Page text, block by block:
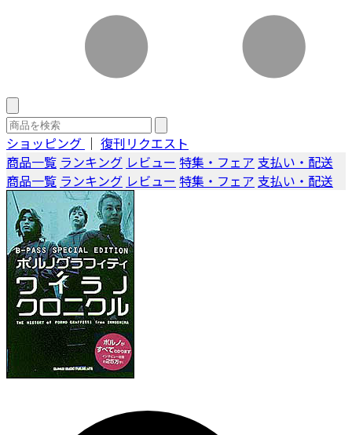
ショッピング ｜ 復刊リクエスト
商品一覧 ランキング レビュー 特集・フェア 支払い・配送
商品一覧 ランキング レビュー 特集・フェア 支払い・配送